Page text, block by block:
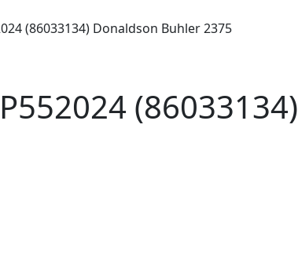
(86033134) Donaldson Buhler 2375
(86033134)